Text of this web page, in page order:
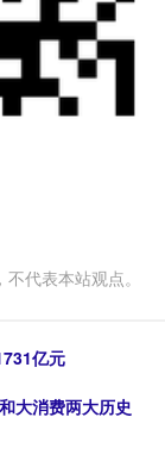
代表本站观点。
亿元
大消费两大历史